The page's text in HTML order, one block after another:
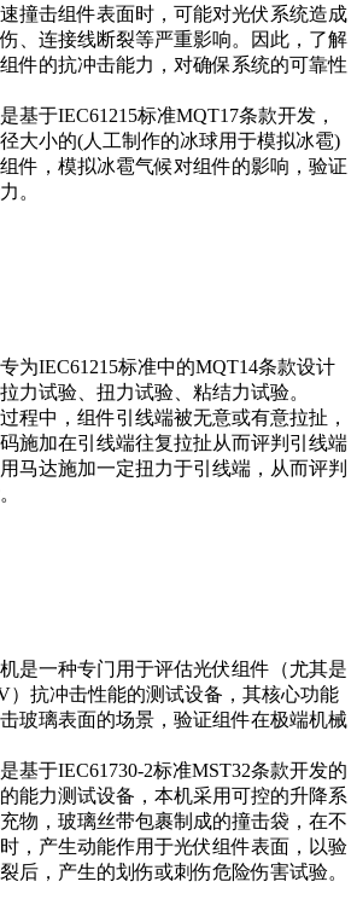
撞击组件表面时，可能对光伏系统造成
、连接线断裂等严重影响。因此，了解
件的抗冲击能力，对确保系统的可靠性
基于IEC61215标准MQT17条款开发，
大小的(人工制作的冰球用于模拟冰雹)
件，模拟冰雹气候对组件的影响，验证
。
为IEC61215标准中的MQT14条款设计
力试验、扭力试验、粘结力试验。
程中，组件引线端被无意或有意拉扯，
施加在引线端往复拉扯从而评判引线端
马达施加一定扭力于引线端，从而评判
是一种专门用于评估光伏组件（尤其是
）抗冲击性能的测试设备，其核心功能
玻璃表面的场景，验证组件在极端机械
基于IEC61730-2标准MST32条款开发的
能力测试设备，本机采用可控的升降系
物，玻璃丝带包裹制成的撞击袋，在不
，产生动能作用于光伏组件表面，以验
后，产生的划伤或刺伤危险伤害试验。